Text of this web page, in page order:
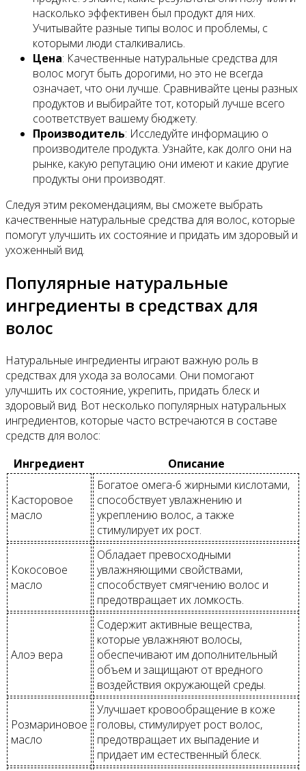
насколько эффективен был продукт для них.
Учитывайте разные типы волос и проблемы, с
которыми люди сталкивались.
Цена: Качественные натуральные средства для
волос могут быть дорогими, но это не всегда
означает, что они лучше. Сравнивайте цены разных
продуктов и выбирайте тот, который лучше всего
соответствует вашему бюджету.
Производитель: Исследуйте информацию о
производителе продукта. Узнайте, как долго они на
рынке, какую репутацию они имеют и какие другие
продукты они производят.
Следуя этим рекомендациям, вы сможете выбрать
качественные натуральные средства для волос, которые
помогут улучшить их состояние и придать им здоровый и
ухоженный вид.
Популярные натуральные
ингредиенты в средствах для
волос
Натуральные ингредиенты играют важную роль в
средствах для ухода за волосами. Они помогают
улучшить их состояние, укрепить, придать блеск и
здоровый вид. Вот несколько популярных натуральных
ингредиентов, которые часто встречаются в составе
средств для волос:
Ингредиент
Описание
Касторовое
масло
Богатое омега-6 жирными кислотами,
способствует увлажнению и
укреплению волос, а также
стимулирует их рост.
Кокосовое
масло
Обладает превосходными
увлажняющими свойствами,
способствует смягчению волос и
предотвращает их ломкость.
Алоэ вера
Содержит активные вещества,
которые увлажняют волосы,
обеспечивают им дополнительный
объем и защищают от вредного
воздействия окружающей среды.
Розмариновое
масло
Улучшает кровообращение в коже
головы, стимулирует рост волос,
предотвращает их выпадение и
придает им естественный блеск.